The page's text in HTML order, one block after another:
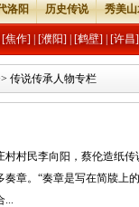
洛阳 历史传说 秀美
[焦作] [濮阳] [鹤壁] [许昌]
传说传承人物专栏
村村民李向阳，蔡伦造纸
奏章。“奏章是写在简牍上
...